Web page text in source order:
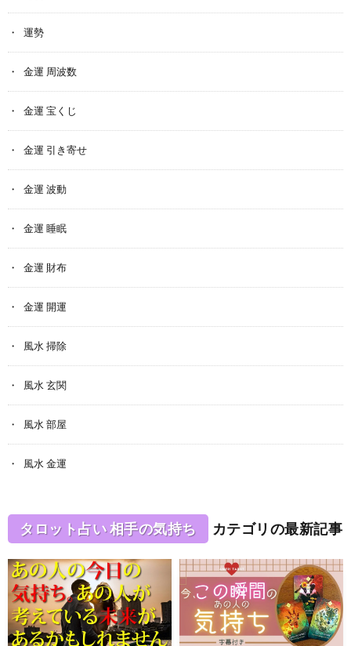
運勢
金運 周波数
金運 宝くじ
金運 引き寄せ
金運 波動
金運 睡眠
金運 財布
金運 開運
風水 掃除
風水 玄関
風水 部屋
風水 金運
タロット占い 相手の気持ち カテゴリの最新記事